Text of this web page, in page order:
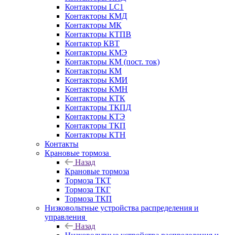
Контакторы LC1
Контакторы КМД
Контакторы МК
Контакторы КТПВ
Контактор КВТ
Контакторы КМЭ
Контакторы КМ (пост. ток)
Контакторы КМ
Контакторы КМИ
Контакторы КМН
Контакторы КТК
Контакторы ТКПД
Контакторы КТЭ
Контакторы ТКП
Контакторы КТН
Контакты
Крановые тормоза
Назад
Крановые тормоза
Тормоза ТКТ
Тормоза ТКГ
Тормоза ТКП
Низковольтные устройства распределения и
управления
Назад